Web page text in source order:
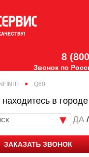
8
Звонок по
INFINITI Q60
в городе
/
ЗАКАЗАТЬ ЗВОНОК